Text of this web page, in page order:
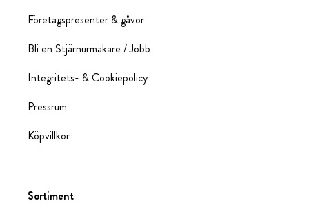
Företagspresenter & gåvor
Bli en Stjärnurmakare / Jobb
Integritets- & Cookiepolicy
Pressrum
Köpvillkor
Sortiment